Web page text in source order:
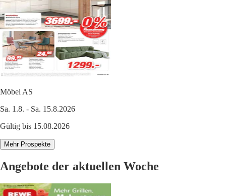
Möbel AS
Sa. 1.8. - Sa. 15.8.2026
Gültig bis 15.08.2026
Mehr Prospekte
Angebote der aktuellen Woche